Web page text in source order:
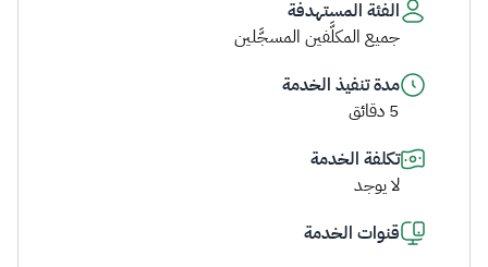
الفئة المستهدفة
جميع المكلَّفين المسجَّلين
مدة تنفيذ الخدمة
5 دقائق
تكلفة الخدمة
لا يوجد
قنوات الخدمة